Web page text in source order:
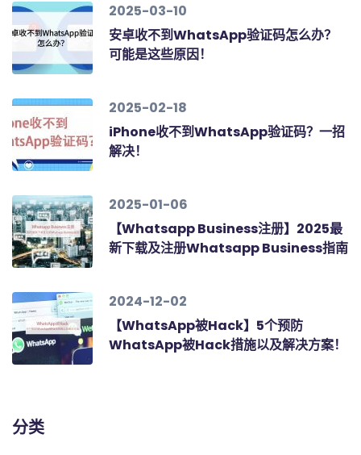
2025-03-10
安卓收不到WhatsApp验证码怎么办？
可能是这些原因！
2025-02-18
iPhone收不到WhatsApp验证码？一招
解决！
2025-01-06
【Whatsapp Business注册】2025最
新下载及注册Whatsapp Business指南
2024-12-02
【WhatsApp被Hack】5个预防
WhatsApp被Hack措施以及解决方案！
分类